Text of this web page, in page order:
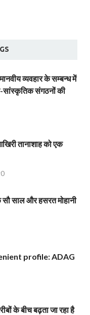
व्यवहार के सम्बन्ध में
सांस्कृतिक संगठनों की
तानाशाह को एक
सौ साल और हसरत मोहानी
profile: ADAG
के बीच बढ़ता जा रहा है